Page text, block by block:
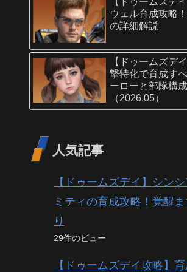
ウェル育成攻略
の詳細解説
【ドゥームズデ
撃特化で育成す
ーローと部隊構成
（2026.05）
人気記事
【ドゥームズデイ】シン
ミティの育成攻略！覚醒
り
29件のビュー
【ドゥームズデイ攻略】